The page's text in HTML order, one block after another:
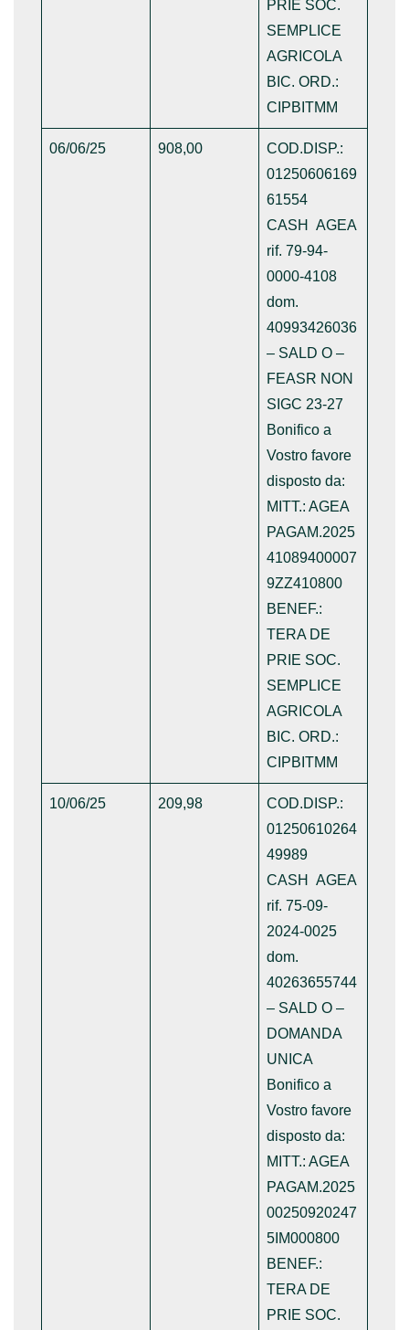
PRIE SOC.
SEMPLICE
AGRICOLA
BIC. ORD.:
CIPBITMM
06/06/25 908,00
COD.DISP.:
01250606169
61554
CASH AGEA
rif. 79-94-
0000-4108
dom.
40993426036
– SALD O –
FEASR NON
SIGC 23-27
Bonifico a
Vostro favore
disposto da:
MITT.: AGEA
PAGAM.2025
41089400007
9ZZ410800
BENEF.:
TERA DE
PRIE SOC.
SEMPLICE
AGRICOLA
BIC. ORD.:
CIPBITMM
10/06/25 209,98
COD.DISP.:
01250610264
49989
CASH AGEA
rif. 75-09-
2024-0025
dom.
40263655744
– SALD O –
DOMANDA
UNICA
Bonifico a
Vostro favore
disposto da:
MITT.: AGEA
PAGAM.2025
00250920247
5IM000800
BENEF.:
TERA DE
PRIE SOC.